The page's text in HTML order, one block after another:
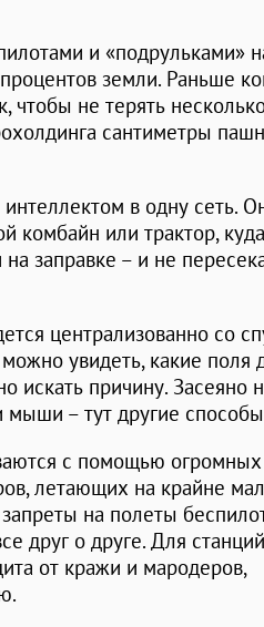
и «подрульками»
земли. Раньше
чтобы не терять
сантиметры
в одну сеть.
комбайн или трактор,
на заправке – и не
централизованно со
увидеть, какие поля
искать причину. Засеяно
– тут другие
с помощью огромных
летающих на крайне
на полеты
друг о друге. Для станций
от кражи и мародеров,